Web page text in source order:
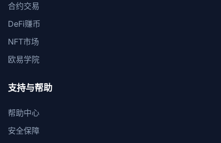
合约交易
DeFi赚币
NFT市场
欧易学院
支持与帮助
帮助中心
安全保障